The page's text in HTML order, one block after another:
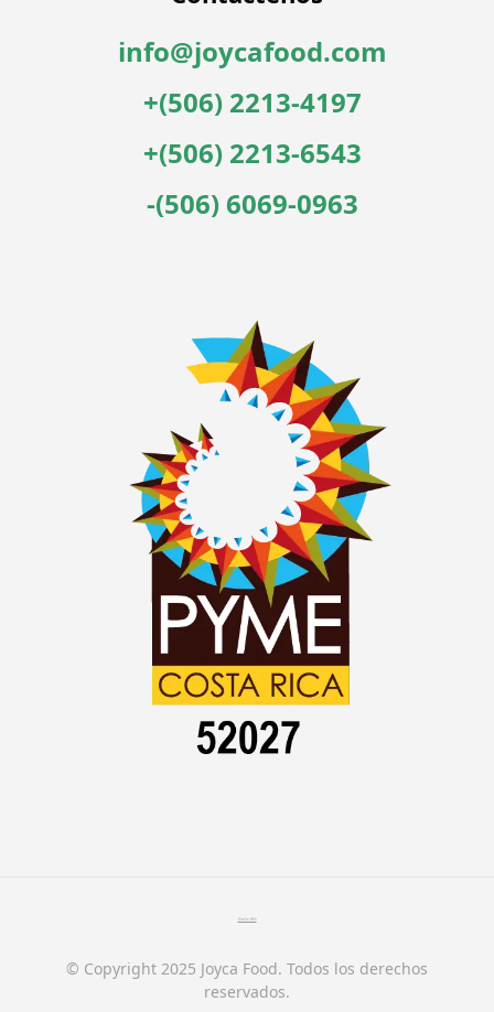
info@joycafood.com
+(506) 2213-4197
+(506) 2213-6543
-(506) 6069-0963
© Copyright 2025 Joyca Food. Todos los derechos
reservados.
Diseño Web